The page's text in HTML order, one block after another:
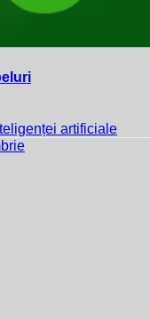
artificiale